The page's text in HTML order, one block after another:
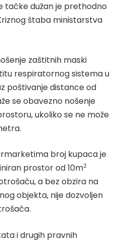
tačke dužan je prethodno
štaba ministarstva
zaštitnih maski
respiratornog sistema u
poštivanje distance od
se obavezno nošenje
ukoliko se ne može
broj kupaca je
prostor od 10m2
a bez obzira na
objekta, nije dozvoljen
i drugih pravnih